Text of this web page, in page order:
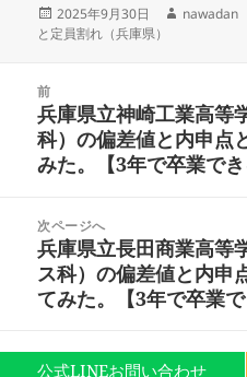
公式LINEお問い合わせ
投
稿
2025年9月30日
作
nawadan
と定員割れ（兵庫県）
前
前
の
投
兵庫県立神崎工業高等
科）の偏差値と内申点
みた。【3年で卒業でき
次ページへ
次
の
投
兵庫県立長田商業高等
ス科）の偏差値と内申
てみた。【3年で卒業で
Proudly powered by WordPress